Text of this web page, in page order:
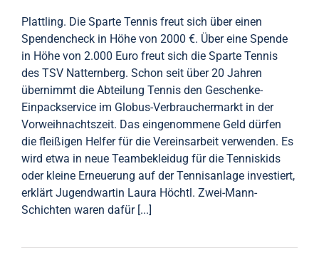
Plattling. Die Sparte Tennis freut sich über einen
Spendencheck in Höhe von 2000 €. Über eine Spende
in Höhe von 2.000 Euro freut sich die Sparte Tennis
des TSV Natternberg. Schon seit über 20 Jahren
übernimmt die Abteilung Tennis den Geschenke-
Einpackservice im Globus-Verbrauchermarkt in der
Vorweihnachtszeit. Das eingenommene Geld dürfen
die fleißigen Helfer für die Vereinsarbeit verwenden. Es
wird etwa in neue Teambekleidug für die Tenniskids
oder kleine Erneuerung auf der Tennisanlage investiert,
erklärt Jugendwartin Laura Höchtl. Zwei-Mann-
Schichten waren dafür [...]